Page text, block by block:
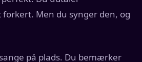
forkert. Men du synger den, og
på plads. Du bemærker